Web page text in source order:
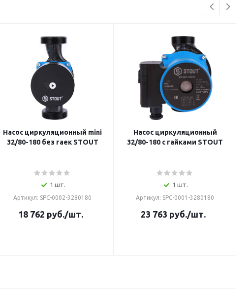
Насос циркуляционный mini
32/80-180 без гаек STOUT
1 шт.
Артикул: SPC-0002-3280180
18 762 руб./шт.
Насос циркуляционный
32/80-180 с гайками STOUT
1 шт.
Артикул: SPC-0001-3280180
23 763 руб./шт.